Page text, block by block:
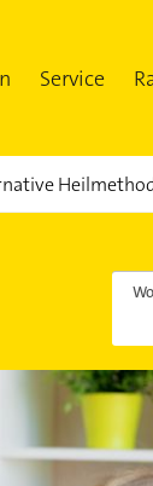
Service